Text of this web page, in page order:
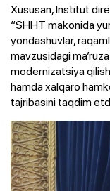
Xususan, Institut
“SHHT makonida
yondashuvlar,
mavzusidagi
modernizatsiya
hamda xalqaro
tajribasini taqdim